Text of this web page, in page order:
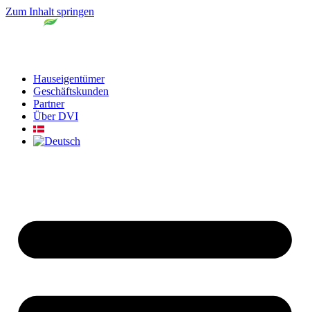
Zum Inhalt springen
Hauseigentümer
Geschäftskunden
Partner
Über DVI